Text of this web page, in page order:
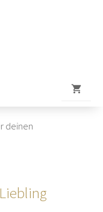
deinen